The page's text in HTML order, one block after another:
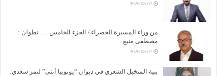
2026-08-07
من وراء المسيرة الخضراء / الجزء الخامس …. تطوان :
مصطفى منيغ
2026-08-07
بنية المتخيل الشعري في ديوان “يوتوبيا أنثى” لنمر سعدي: